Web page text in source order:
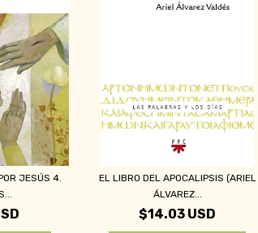
JESÚS 4.
EL LIBRO DEL APOCALIPSIS (ARIEL
ÁLVAREZ...
$14.03 USD